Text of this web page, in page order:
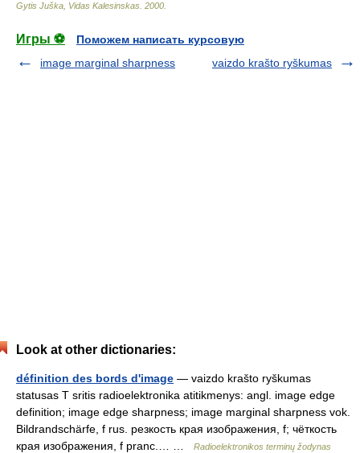
Gytis Juška, Vidas Kalesinskas 2000
Игры ⚽
Поможем написать курсовую
image marginal sharpness
vaizdo krašto ryškumas
Look at other dictionaries:
définition des bords d'image — vaizdo krašto ryškumas
statusas T sritis radioelektronika atitikmenys: angl. image edge
definition; image edge sharpness; image marginal sharpness vok.
Bildrandschärfe, f rus. резкость края изображения, f; чёткость
края изображения, f pranc.… …
Radioelektronikos terminų žodynas